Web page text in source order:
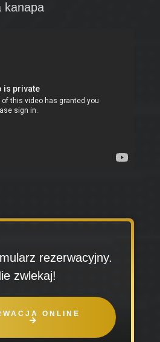
kanapa
rezerwacyjny.
zwlekaj!
ONLINE